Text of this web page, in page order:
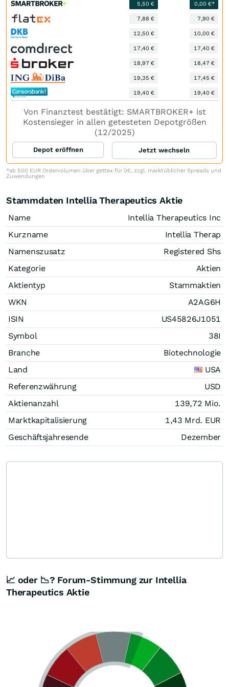
5,50 € 0,00 €*
7,88 € 7,90 €
12,50 € 10,00 €
17,40 € 17,40 €
18,97 € 18,47 €
19,35 € 17,45 €
19,40 € 19,40 €
Von Finanztest bestätigt: SMARTBROKER+ ist
Kostensieger in allen getesteten Depotgrößen
(12/2025)
Depot eröffnen Jetzt wechseln
*ab 500 EUR Ordervolumen über gettex für 0€, zzgl. marktüblicher Spreads und
Zuwendungen
Stammdaten Intellia Therapeutics Aktie
Name
Intellia Therapeutics Inc
Kurzname
Intellia Therap
Namenszusatz
Registered Shs
Kategorie
Aktien
Aktientyp
Stammaktien
WKN
A2AG6H
ISIN
US45826J1051
Symbol
38I
Branche
Biotechnologie
Land
USA
Referenzwährung
USD
Aktienanzahl
139,72 Mio.
Marktkapitalisierung
1,43 Mrd. EUR
Geschäftsjahresende
Dezember
📈 oder 📉? Forum-Stimmung zur Intellia
Therapeutics Aktie